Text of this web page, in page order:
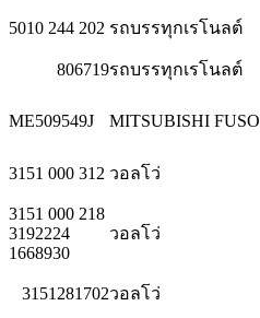
5010 244 202 รถบรรทุกเรโนลต์
806719รถบรรทุกเรโนลต์
ME509549J MITSUBISHI FUSO
3151 000 312 วอลโว่
3151 000 218
3192224
1668930
วอลโว่
3151281702วอลโว่